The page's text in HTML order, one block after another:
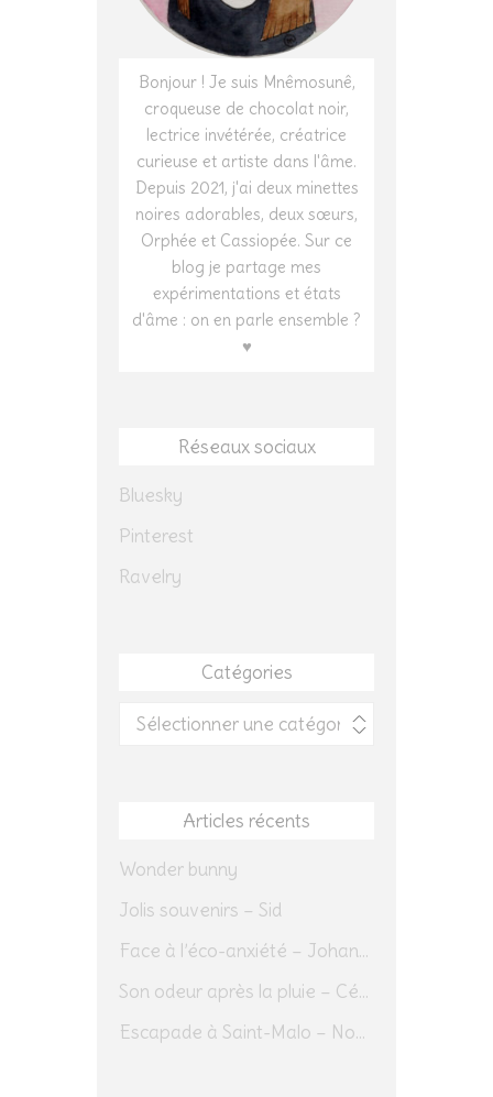
Bonjour ! Je suis Mnêmosunê,
croqueuse de chocolat noir,
lectrice invétérée, créatrice
curieuse et artiste dans l'âme.
Depuis 2021, j'ai deux minettes
noires adorables, deux sœurs,
Orphée et Cassiopée. Sur ce
blog je partage mes
expérimentations et états
d'âme : on en parle ensemble ?
♥
Réseaux sociaux
Bluesky
Pinterest
Ravelry
Catégories
Catégories
Articles récents
Wonder bunny
Jolis souvenirs – Sid
Face à l’éco-anxiété – Johannes Herrmann
Son odeur après la pluie – Cédric Sapin-Defour
Escapade à Saint-Malo – Novembre 2025 – Jour 1